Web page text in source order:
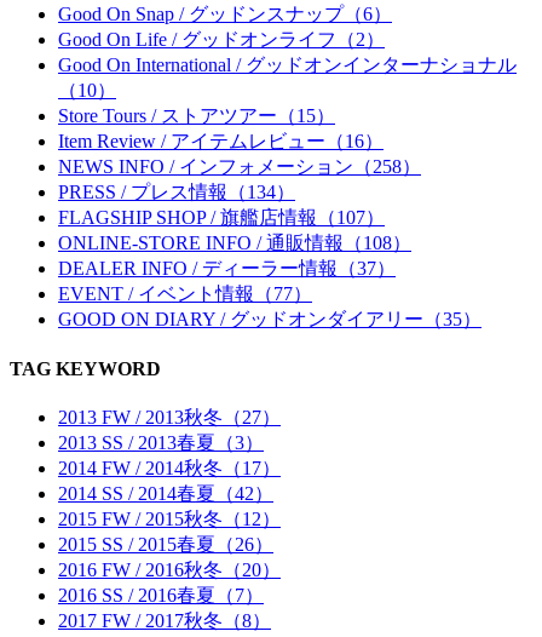
Good On Snap / グッドンスナップ（6）
Good On Life / グッドオンライフ（2）
Good On International / グッドオンインターナショナル
（10）
Store Tours / ストアツアー（15）
Item Review / アイテムレビュー（16）
NEWS INFO / インフォメーション（258）
PRESS / プレス情報（134）
FLAGSHIP SHOP / 旗艦店情報（107）
ONLINE-STORE INFO / 通販情報（108）
DEALER INFO / ディーラー情報（37）
EVENT / イベント情報（77）
GOOD ON DIARY / グッドオンダイアリー（35）
TAG KEYWORD
2013 FW / 2013秋冬（27）
2013 SS / 2013春夏（3）
2014 FW / 2014秋冬（17）
2014 SS / 2014春夏（42）
2015 FW / 2015秋冬（12）
2015 SS / 2015春夏（26）
2016 FW / 2016秋冬（20）
2016 SS / 2016春夏（7）
2017 FW / 2017秋冬（8）